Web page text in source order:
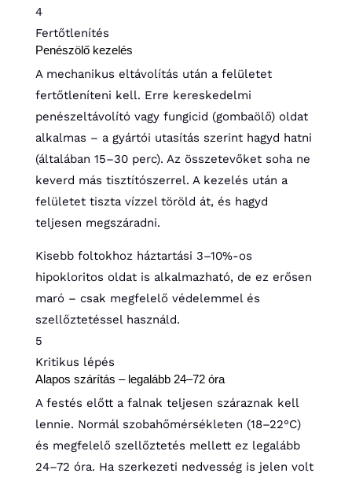
4
Fertőtlenítés
Penészölő kezelés
A mechanikus eltávolítás után a felületet
fertőtleníteni kell. Erre kereskedelmi
penészeltávolító vagy fungicid (gombaölő) oldat
alkalmas – a gyártói utasítás szerint hagyd hatni
(általában 15–30 perc). Az összetevőket soha ne
keverd más tisztítószerrel. A kezelés után a
felületet tiszta vízzel töröld át, és hagyd
teljesen megszáradni.
Kisebb foltokhoz háztartási 3–10%-os
hipokloritos oldat is alkalmazható, de ez erősen
maró – csak megfelelő védelemmel és
szellőztetéssel használd.
5
Kritikus lépés
Alapos szárítás – legalább 24–72 óra
A festés előtt a falnak teljesen száraznak kell
lennie. Normál szobahőmérsékleten (18–22°C)
és megfelelő szellőztetés mellett ez legalább
24–72 óra. Ha szerkezeti nedvesség is jelen volt